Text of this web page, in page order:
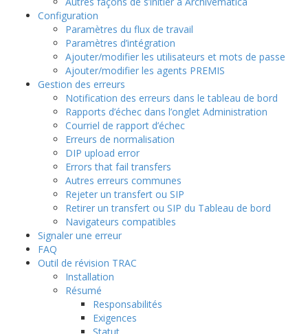
Configuration
Paramètres du flux de travail
Paramètres d’intégration
Ajouter/modifier les utilisateurs et mots de passe
Ajouter/modifier les agents PREMIS
Gestion des erreurs
Notification des erreurs dans le tableau de bord
Rapports d’échec dans l’onglet Administration
Courriel de rapport d’échec
Erreurs de normalisation
DIP upload error
Errors that fail transfers
Autres erreurs communes
Rejeter un transfert ou SIP
Retirer un transfert ou SIP du Tableau de bord
Navigateurs compatibles
Signaler une erreur
FAQ
Outil de révision TRAC
Installation
Résumé
Responsabilités
Exigences